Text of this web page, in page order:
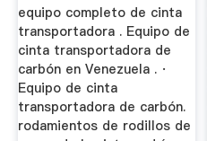
equipo completo de cinta
transportadora . Equipo de
cinta transportadora de
carbón en Venezuela . ·
Equipo de cinta
transportadora de carbón.
rodamientos de rodillos de